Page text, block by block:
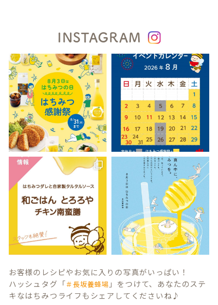
INSTAGRAM
お客様のレシピやお気に入りの写真がいっぱい！
ハッシュタグ「＃長坂養蜂場 」をつけて、あなたのステ
キなはちみつライフもシェアしてくださいね♪